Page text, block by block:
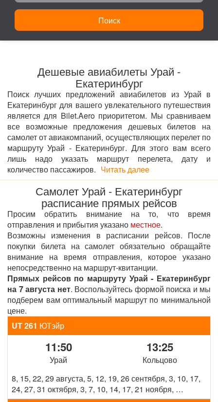
Поиск
Дешевые авиабилеты Урай -
Екатеринбург
Поиск лучших предложений авиабилетов из Урай в
Екатеринбург для вашего увлекательного путешествия
является для Bilet.Aero приоритетом. Мы сравниваем
все возможные предложения дешевых билетов на
самолет от авиакомпаний, осуществляющих перелет по
маршруту Урай - Екатеринбург. Для этого вам всего
лишь надо указать маршрут перелета, дату и
количество пассажиров. Читать далее
Самолет Урай - Екатеринбург
расписание прямых рейсов
Просим обратить внимание на то, что время
отправления и прибытия указано местное.
Возможны изменения в расписании рейсов. После
покупки билета на самолет обязательно обращайте
внимание на время отправления, которое указано
непосредственно на маршрут-квитанции.
Прямых рейсов по маршруту Урай - Екатеринбург
на 7 августа нет. Воспользуйтесь формой поиска и мы
подберем вам оптимальный маршрут по минимальной
цене.
UT 261 ЮТэйр
11:50
Урай
13:25
Кольцово
8, 15, 22, 29 августа, 5, 12, 19, 26 сентября, 3, 10, 17,
24, 27, 31 октября, 3, 7, 10, 14, 17, 21 ноября, …